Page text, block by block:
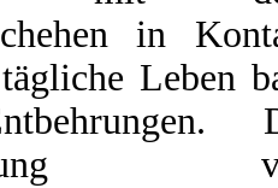
in
Leben